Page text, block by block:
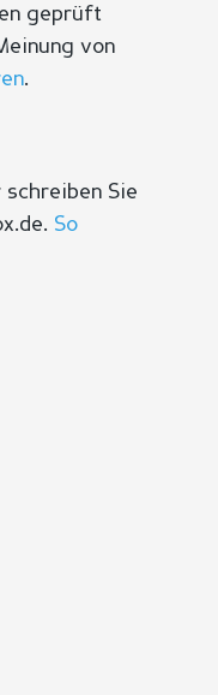
geprüft
von
.
schreiben Sie
So